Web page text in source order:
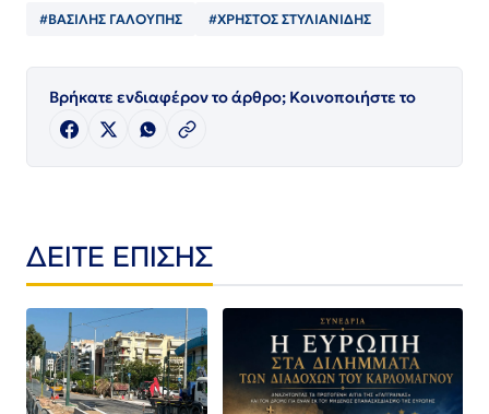
#ΒΑΣΙΛΗΣ ΓΑΛΟΥΠΗΣ #ΧΡΗΣΤΟΣ ΣΤΥΛΙΑΝΙΔΗΣ
Βρήκατε ενδιαφέρον το άρθρο; Κοινοποιήστε το
ΔΕΙΤΕ ΕΠΙΣΗΣ